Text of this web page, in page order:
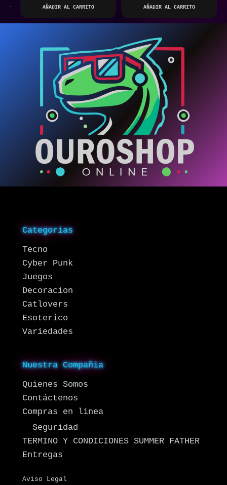
AÑADIR AL CARRITO AÑADIR AL CARRITO
Categorias
Tecno
Cyber Punk
Juegos
Decoracion
Catlovers
Esoterico
Variedades
Nuestra Compañia
Quienes Somos
Contáctenos
Compras en linea
Seguridad
TERMINO Y CONDICIONES SUMMER FATHER
Entregas
Aviso Legal